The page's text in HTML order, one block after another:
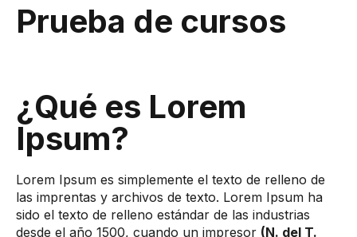
Prueba de cursos
¿Qué es Lorem
Ipsum?
Lorem Ipsum es simplemente el texto de relleno de
las imprentas y archivos de texto. Lorem Ipsum ha
sido el texto de relleno estándar de las industrias
desde el año 1500, cuando un impresor (N. del T.